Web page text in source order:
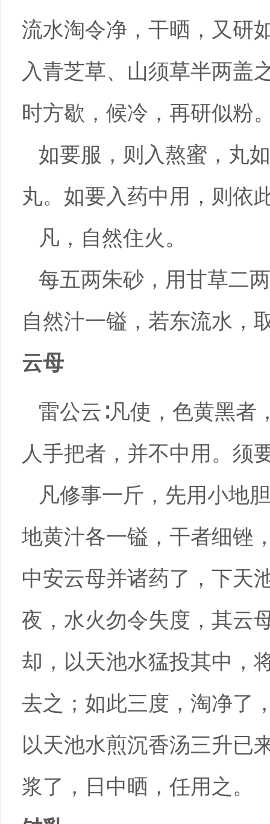
流水淘令净，干晒，又研
入青芝草、山须草半两盖
时方歇，候冷，再研似粉
如要服，则入熬蜜，丸
丸。如要入药中用，则依
凡，自然住火。
每五两朱砂，用甘草二
自然汁一镒，若东流水，
云母
雷公云∶凡使，色黄黑者
人手把者，并不中用。须
凡修事一斤，先用小地
地黄汁各一镒，干者细锉
中安云母并诸药了，下天
夜，水火勿令失度，其云
却，以天池水猛投其中，
去之；如此三度，淘净了
以天池水煎沉香汤三升已
浆了，日中晒，任用之。